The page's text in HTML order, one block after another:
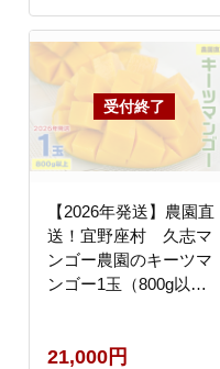
【2026年発送】農園直
送！宜野座村 久志マ
ンゴー農園のキーツマ
ンゴー1玉（800g以
り寄せ Mango ランキン
21,000円